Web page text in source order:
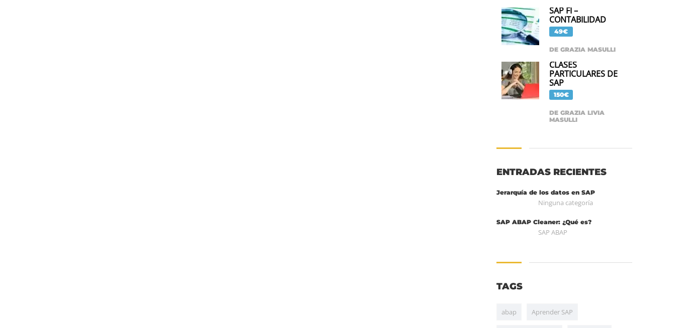
SAP FI –
CONTABILIDAD
49€
DE GRAZIA MASULLI
CLASES
PARTICULARES DE
SAP
150€
DE GRAZIA LIVIA
MASULLI
ENTRADAS RECIENTES
Jerarquía de los datos en SAP
Ninguna categoría
SAP ABAP Cleaner: ¿Qué es?
SAP ABAP
TAGS
abap Aprender SAP